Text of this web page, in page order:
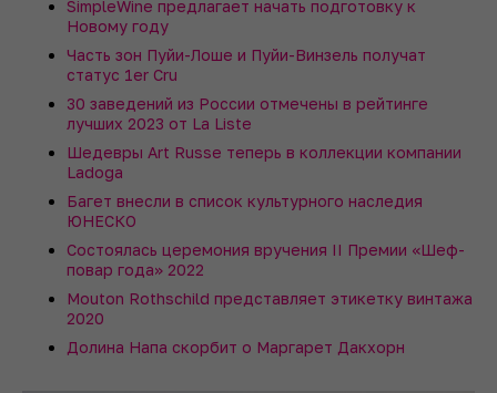
SimpleWine предлагает начать подготовку к
Новому году
Часть зон Пуйи-Лоше и Пуйи-Винзель получат
статус 1er Cru
30 заведений из России отмечены в рейтинге
лучших 2023 от La Liste
Шедевры Art Russe теперь в коллекции компании
Ladoga
Багет внесли в список культурного наследия
ЮНЕСКО
Состоялась церемония вручения II Премии «Шеф-
повар года» 2022
Mouton Rothschild представляет этикетку винтажа
2020
Долина Напа скорбит о Маргарет Дакхорн